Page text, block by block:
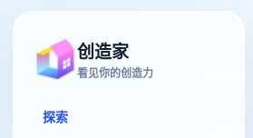
创造家
看见你的创造力
探索